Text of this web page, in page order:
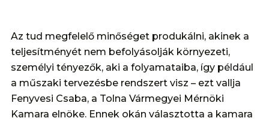
Az tud megfelelő minőséget produkálni, akinek a
teljesítményét nem befolyásolják környezeti,
személyi tényezők, aki a folyamataiba, így például
a műszaki tervezésbe rendszert visz – ezt vallja
Fenyvesi Csaba, a Tolna Vármegyei Mérnöki
Kamara elnöke. Ennek okán választotta a kamara